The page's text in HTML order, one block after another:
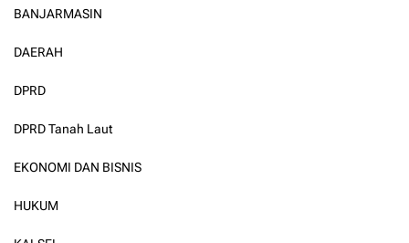
BANJARMASIN
DAERAH
DPRD
DPRD Tanah Laut
EKONOMI DAN BISNIS
HUKUM